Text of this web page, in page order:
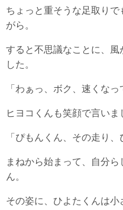
ちょっと重そうな足取り
がら。
すると不思議なことに、
した。
「わぁっ、ボク、速くなっ
ヒヨコくんも笑顔で言いま
「ぴもんくん、その走り
まねから始まって、自分
ん。
その姿に、ひよたくんは小